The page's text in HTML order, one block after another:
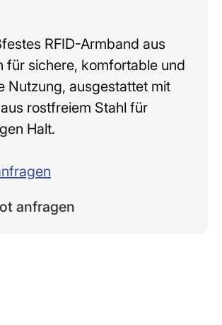
RFID-Armband aus
für sichere, komfortable und
Nutzung, ausgestattet mit
rostfreiem Stahl für
Halt.
anfragen